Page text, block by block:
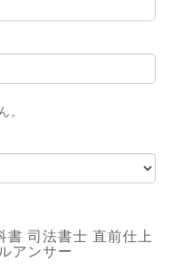
。
書 司法書士 直前仕上
アンサー